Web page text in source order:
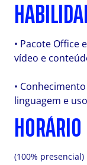
• Pacote Office
vídeo e
•
linguagem e
HORÁRIO
(100% presencial)